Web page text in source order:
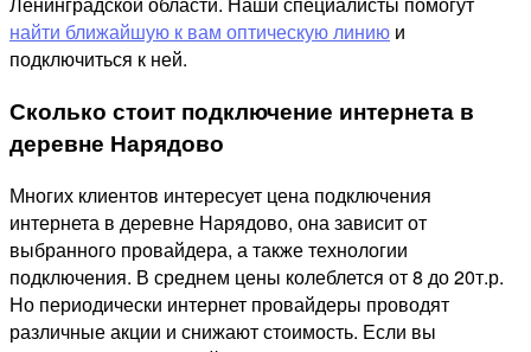
найти ближайшую к вам оптическую линию и
подключиться к ней.
Сколько стоит подключение интернета в
деревне Нарядово
Многих клиентов интересует цена подключения
интернета в деревне Нарядово, она зависит от
выбранного провайдера, а также технологии
подключения. В среднем цены колеблется от 8 до 20т.р.
Но периодически интернет провайдеры проводят
различные акции и снижают стоимость. Если вы